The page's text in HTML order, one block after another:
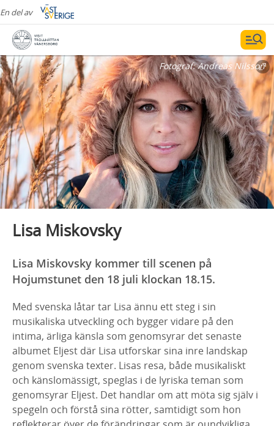
En del av
Fotograf:Andreas Nilsson
Lisa Miskovsky
Lisa Miskovsky kommer till scenen på
Hojumstunet den 18 juli klockan 18.15.
Med svenska låtar tar Lisa ännu ett steg i sin
musikaliska utveckling och bygger vidare på den
intima, ärliga känsla som genomsyrar det senaste
albumet Eljest där Lisa utforskar sina inre landskap
genom svenska texter. Lisas resa, både musikaliskt
och känslomässigt, speglas i de lyriska teman som
genomsyrar Eljest. Det handlar om att möta sig själv i
spegeln och förstå sina rötter, samtidigt som hon